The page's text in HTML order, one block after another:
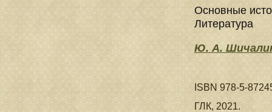
Основные
Литература
Ю. А.
ISBN 978-5-
ГЛК, 2021.